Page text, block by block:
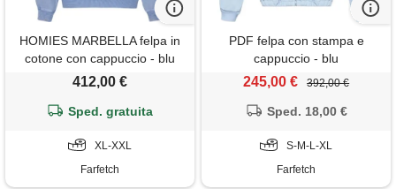
HOMIES MARBELLA felpa in
cotone con cappuccio - blu
412,00 €
Sped. gratuita
XL-XXL
Farfetch
PDF felpa con stampa e
cappuccio - blu
245,00 € 392,00 €
Sped. 18,00 €
S-M-L-XL
Farfetch